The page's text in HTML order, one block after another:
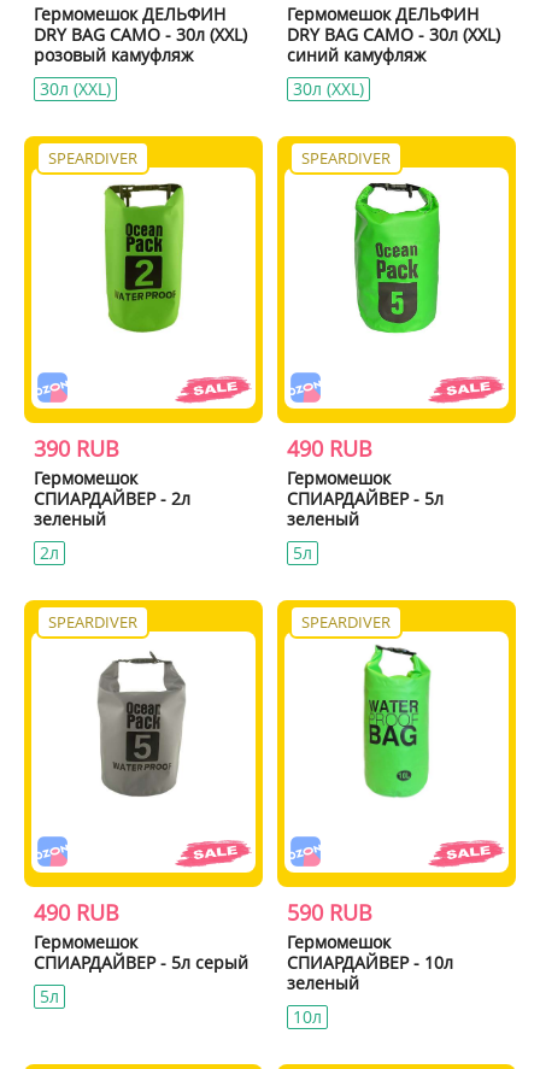
Гермомешок ДЕЛЬФИН
DRY BAG CAMO - 30л (XXL)
розовый камуфляж
30л (XXL)
Гермомешок ДЕЛЬФИН
DRY BAG CAMO - 30л (XXL)
синий камуфляж
30л (XXL)
SPEARDIVER
390 RUB
Гермомешок
СПИАРДАЙВЕР - 2л
зеленый
2л
SPEARDIVER
490 RUB
Гермомешок
СПИАРДАЙВЕР - 5л
зеленый
5л
SPEARDIVER
490 RUB
Гермомешок
СПИАРДАЙВЕР - 5л серый
5л
SPEARDIVER
590 RUB
Гермомешок
СПИАРДАЙВЕР - 10л
зеленый
10л